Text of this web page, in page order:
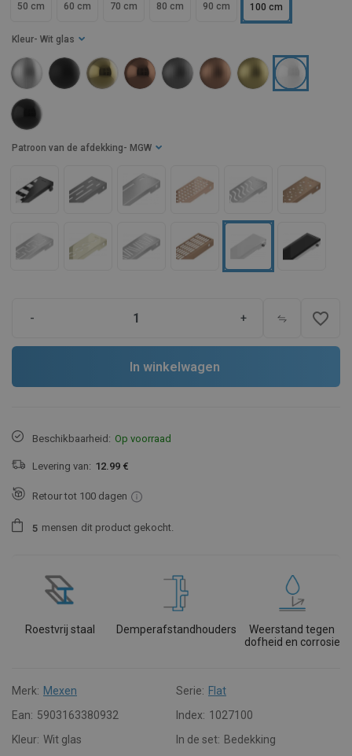
50 cm 60 cm 70 cm 80 cm 90 cm 100 cm
Kleur - Wit glas
Patroon van de afdekking - MGW
- + favorite_border
In winkelwagen
Beschikbaarheid: Op voorraad
Levering van: 12.99 €
Retour tot 100 dagen
5 mensen dit product gekocht.
Roestvrij staal Demperafstandhouders
Weerstand tegen
dofheid en corrosie
Merk: Mexen Serie: Flat
Ean: 5903163380932 Index: 1027100
Kleur: Wit glas In de set: Bedekking